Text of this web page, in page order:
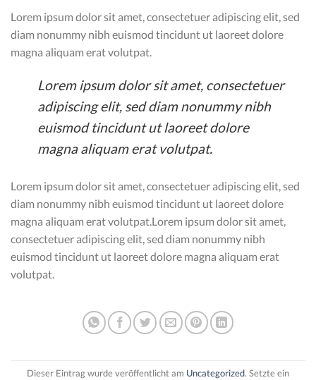
Lorem ipsum dolor sit amet, consectetuer adipiscing elit, sed
diam nonummy nibh euismod tincidunt ut laoreet dolore
magna aliquam erat volutpat.
Lorem ipsum dolor sit amet, consectetuer
adipiscing elit, sed diam nonummy nibh
euismod tincidunt ut laoreet dolore
magna aliquam erat volutpat.
Lorem ipsum dolor sit amet, consectetuer adipiscing elit, sed
diam nonummy nibh euismod tincidunt ut laoreet dolore
magna aliquam erat volutpat.Lorem ipsum dolor sit amet,
consectetuer adipiscing elit, sed diam nonummy nibh
euismod tincidunt ut laoreet dolore magna aliquam erat
volutpat.
Dieser Eintrag wurde veröffentlicht am Uncategorized. Setzte ein